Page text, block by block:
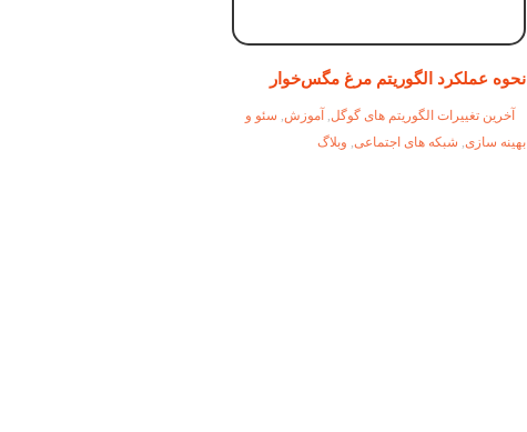
نحوه عملکرد الگوریتم مرغ مگس‌خوار
آخرین تغییرات الگوریتم های گوگل آموزش سئو و
بهینه سازی شبکه های اجتماعی, وبلاگ